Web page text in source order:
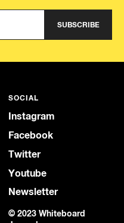
SUBSCRIBE
SOCIAL
Instagram
Facebook
Twitter
Youtube
Newsletter
© 2023 Whiteboard